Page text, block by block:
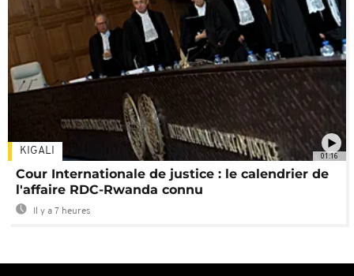
01:16
KIGALI
Cour Internationale de justice : le calendrier de
l'affaire RDC-Rwanda connu
Il y a 7 heures